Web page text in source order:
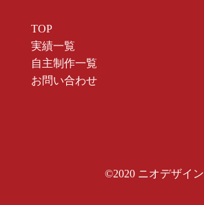
TOP
実績一覧
自主制作一覧
お問い合わせ
©2020 ニオデザイン